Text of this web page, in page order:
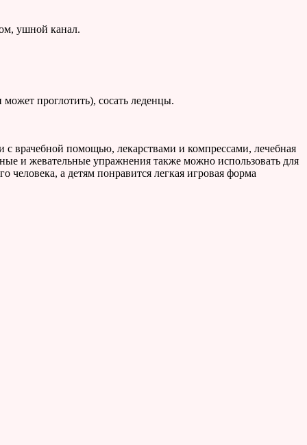
ушной канал.
проглотить), сосать леденцы.
врачебной помощью, лекарствами и компрессами, лечебная
и жевательные упражнения также можно использовать для
а детям понравится легкая игровая форма